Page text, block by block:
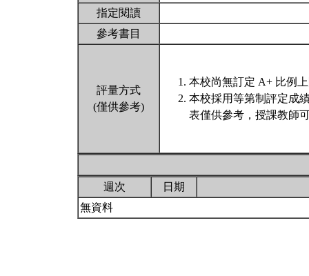
指定閱讀
參考書目
評量方式
(僅供參考)
本校尚無訂定 A+ 比例
本校採用等第制評定成
表僅供參考，授課教師
週次
日期
無資料